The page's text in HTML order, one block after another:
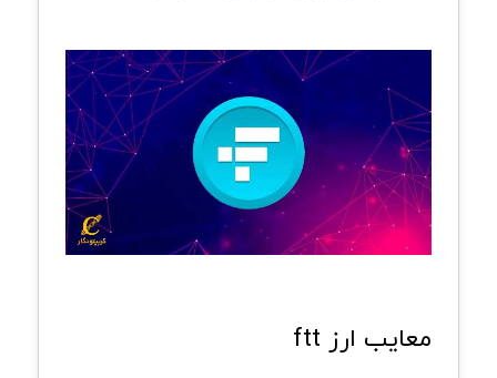
معایب ارز ftt